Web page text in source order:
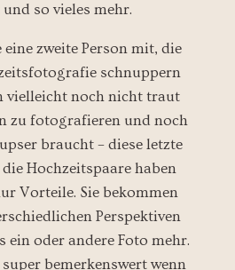
so vieles mehr.
eine zweite Person mit, die
schnuppern
vielleicht noch nicht traut
zu fotografieren und noch
braucht – diese letzte
Hochzeitspaare haben
Vorteile. Sie bekommen
Perspektiven
ein oder andere Foto mehr.
bemerkenswert wenn